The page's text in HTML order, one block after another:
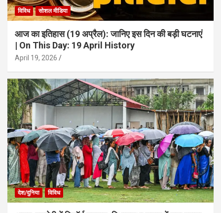
विविध सोशल मीडिया
आज का इतिहास (19 अप्रैल): जानिए इस दिन की बड़ी घटनाएं
| On This Day: 19 April History
April 19, 2026
देश/दुनिया विविध